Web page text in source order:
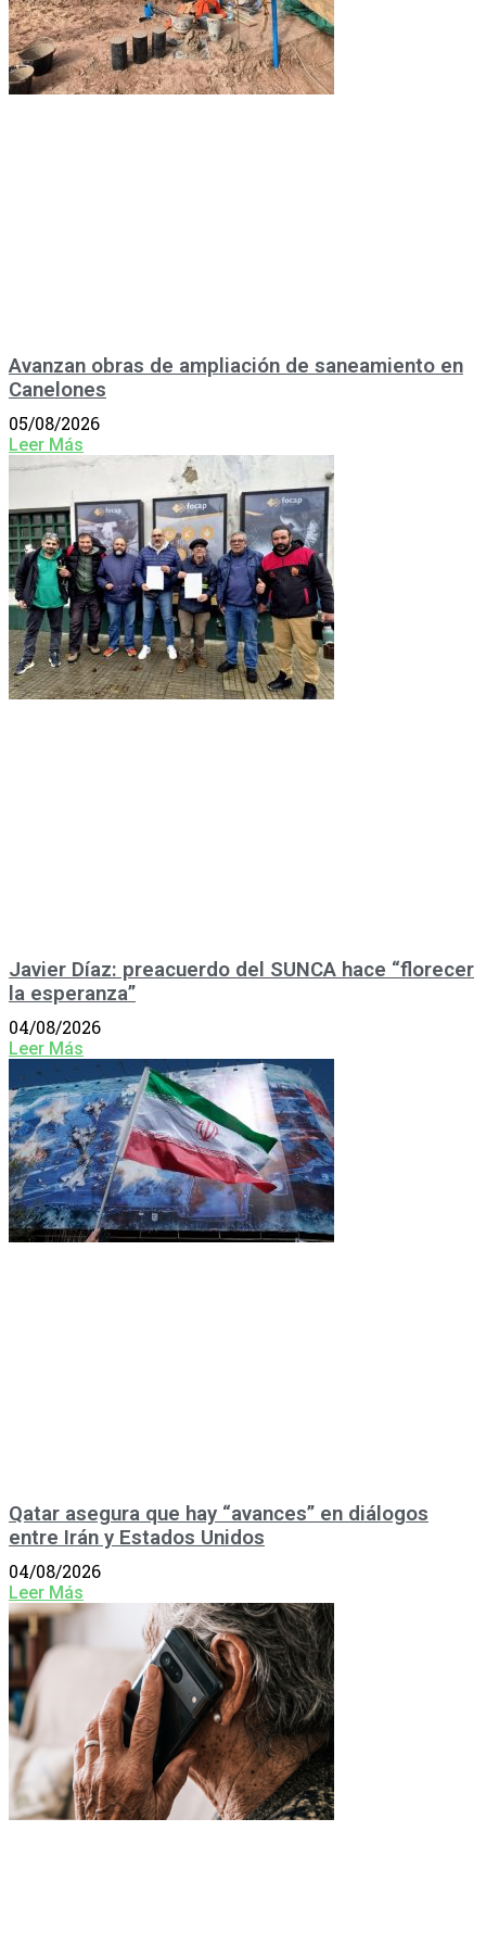
Avanzan obras de ampliación de saneamiento en
Canelones
05/08/2026
Leer Más
Javier Díaz: preacuerdo del SUNCA hace “florecer
la esperanza”
04/08/2026
Leer Más
Qatar asegura que hay “avances” en diálogos
entre Irán y Estados Unidos
04/08/2026
Leer Más